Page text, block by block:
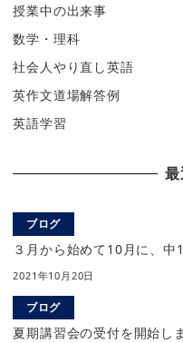
授業中の出来事
数学・理科
社会人やり直し英語
英作文道場解答例
英語学習
ブログ
３月から始めて10月に、中
2021年10月20日
ブログ
夏期講習会の受付を開始し